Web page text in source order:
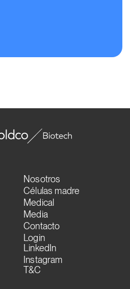
Nosotros
Células madre
Medical
Media
Contacto
Login
LinkedIn
Instagram
T&C